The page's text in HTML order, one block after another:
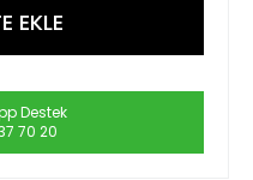
Destek
70 20